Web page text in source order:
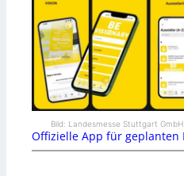
Bild: Landesmesse Stuttgart GmbH
Offizielle App für geplanten